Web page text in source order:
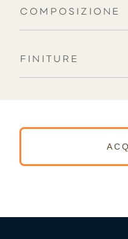
COMPOSIZIONE
FINITURE